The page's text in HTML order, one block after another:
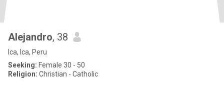
Alejandro, 38
Ica, Ica, Peru
Seeking: Female 30 - 50
Religion: Christian - Catholic